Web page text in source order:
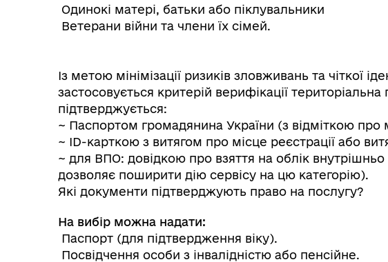
робочі групи, комісії)
Одинокі матері, батьки або піклувальники
Ветерани війни та члени їх сімей.
Із метою мінімізації ризиків зловживань та чіткої
застосовується критерій верифікації
підтверджується:
~ Паспортом громадянина України (з відміткою про
~ ID-карткою з витягом про місце реєстрації або
~ для ВПО: довідкою про взяття на облік
дозволяє поширити дію сервісу на цю категорію).
Які документи підтверджують право на послугу?
На вибір можна надати:
Паспорт (для підтвердження віку).
Посвідчення особи з інвалідністю або пенсійне.